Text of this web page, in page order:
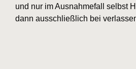
und nur im Ausnahmefall selbst
dann ausschließlich bei